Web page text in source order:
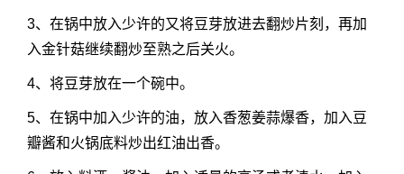
3、在锅中放入少许的又将豆芽放进去翻炒片刻，再加
入金针菇继续翻炒至熟之后关火。
4、将豆芽放在一个碗中。
5、在锅中加入少许的油，放入香葱姜蒜爆香，加入豆
瓣酱和火锅底料炒出红油出香。